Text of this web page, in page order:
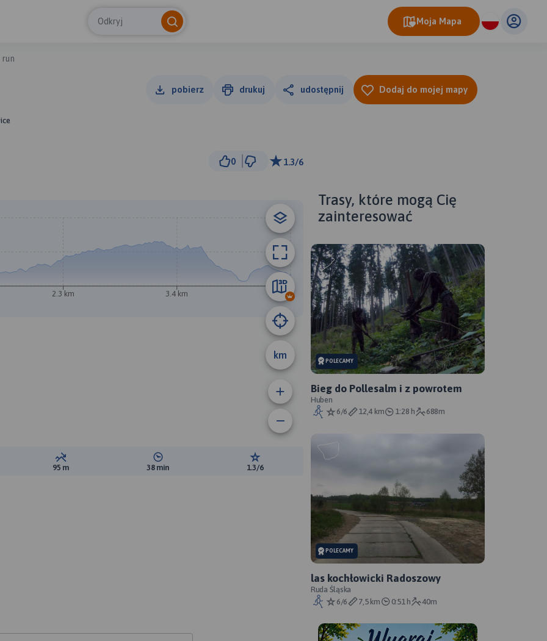
Odkryj Moja Mapa
pobierz drukuj udostępnij Dodaj do mojej mapy
0 1.3/6
km
2.3 km 3.4 km 4.6 km
Suma spadków:
95 m Średni czas potrzebny na pokonanie trasy:
38 min Ocena trasy:
1.3/6
Trasy, które mogą Cię
zainteresować
POLECAMY
Bieg do Pollesalm i z powrotem
Huben
6/6
12,4 km 1:28 h 688m
POLECAMY
las kochłowicki Radoszowy
Ruda Śląska
6/6
7,5 km 0:51 h 40m